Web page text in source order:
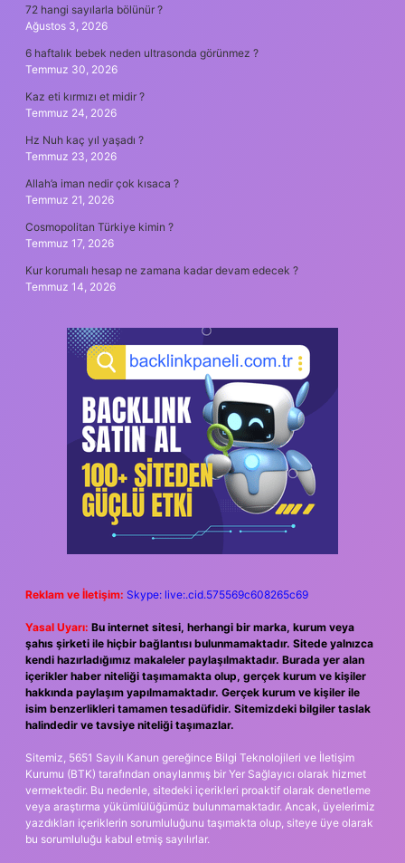
72 hangi sayılarla bölünür ?
Ağustos 3, 2026
6 haftalık bebek neden ultrasonda görünmez ?
Temmuz 30, 2026
Kaz eti kırmızı et midir ?
Temmuz 24, 2026
Hz Nuh kaç yıl yaşadı ?
Temmuz 23, 2026
Allah’a iman nedir çok kısaca ?
Temmuz 21, 2026
Cosmopolitan Türkiye kimin ?
Temmuz 17, 2026
Kur korumalı hesap ne zamana kadar devam edecek ?
Temmuz 14, 2026
Reklam ve İletişim: Skype: live:.cid.575569c608265c69
Yasal Uyarı: Bu internet sitesi, herhangi bir marka, kurum veya
şahıs şirketi ile hiçbir bağlantısı bulunmamaktadır. Sitede yalnızca
kendi hazırladığımız makaleler paylaşılmaktadır. Burada yer alan
içerikler haber niteliği taşımamakta olup, gerçek kurum ve kişiler
hakkında paylaşım yapılmamaktadır. Gerçek kurum ve kişiler ile
isim benzerlikleri tamamen tesadüfidir. Sitemizdeki bilgiler taslak
halindedir ve tavsiye niteliği taşımazlar.
Sitemiz, 5651 Sayılı Kanun gereğince Bilgi Teknolojileri ve İletişim
Kurumu (BTK) tarafından onaylanmış bir Yer Sağlayıcı olarak hizmet
vermektedir. Bu nedenle, sitedeki içerikleri proaktif olarak denetleme
veya araştırma yükümlülüğümüz bulunmamaktadır. Ancak, üyelerimiz
yazdıkları içeriklerin sorumluluğunu taşımakta olup, siteye üye olarak
bu sorumluluğu kabul etmiş sayılırlar.